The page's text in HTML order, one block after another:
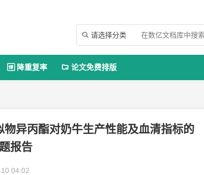
 请选择分类
 降重复率  论文免费排版
异丙酯对奶牛生产性能及血清指标的
报告
04:02